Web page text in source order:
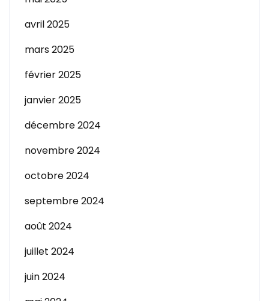
avril 2025
mars 2025
février 2025
janvier 2025
décembre 2024
novembre 2024
octobre 2024
septembre 2024
août 2024
juillet 2024
juin 2024